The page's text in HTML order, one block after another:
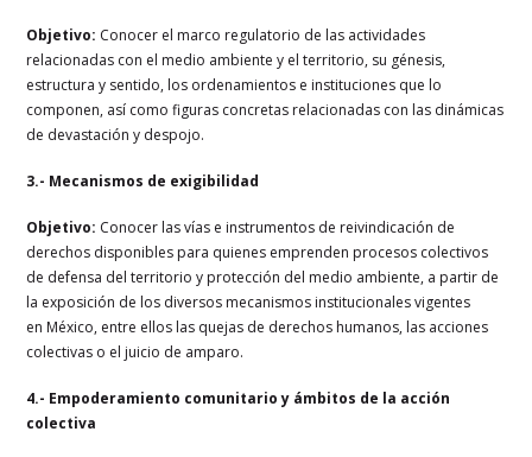
Objetivo: Conocer el marco regulatorio de las actividades
relacionadas con el medio ambiente y el territorio, su génesis,
estructura y sentido, los ordenamientos e instituciones que lo
componen, así como figuras concretas relacionadas con las dinámicas
de devastación y despojo.
3.- Mecanismos de exigibilidad
Objetivo: Conocer las vías e instrumentos de reivindicación de
derechos disponibles para quienes emprenden procesos colectivos
de defensa del territorio y protección del medio ambiente, a partir de
la exposición de los diversos mecanismos institucionales vigentes
en México, entre ellos las quejas de derechos humanos, las acciones
colectivas o el juicio de amparo.
4.- Empoderamiento comunitario y ámbitos de la acción
colectiva